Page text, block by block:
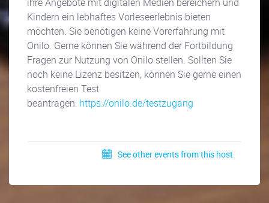
Kindern ein lebhaftes Vorleseerlebnis bieten
möchten. Sie benötigen keine Vorerfahrung mit
Onilo. Gerne können Sie während der Fortbildung
Fragen zur Nutzung von Onilo stellen. Sollten Sie
noch keine Lizenz besitzen, können Sie gerne einen
kostenfreien Test
beantragen: https://onilo.de/testzugang
See other events from this host